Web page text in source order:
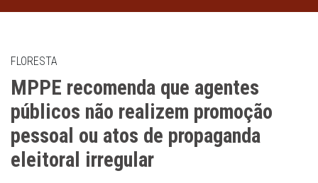
FLORESTA
MPPE recomenda que agentes
públicos não realizem promoção
pessoal ou atos de propaganda
eleitoral irregular